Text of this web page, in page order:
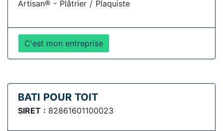
Artisan® - Plâtrier / Plaquiste
C'est mon entreprise
BATI POUR TOIT
SIRET : 82861601100023